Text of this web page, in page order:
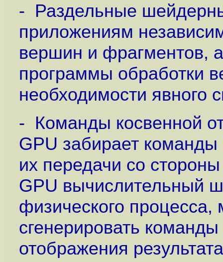
- Раздельные
приложениям
вершин и фрагментов,
программы обработки
необходимости явного
- Команды косвенной
GPU забирает команды
их передачи со
GPU вычислительный
физического
сгенерировать
отображения